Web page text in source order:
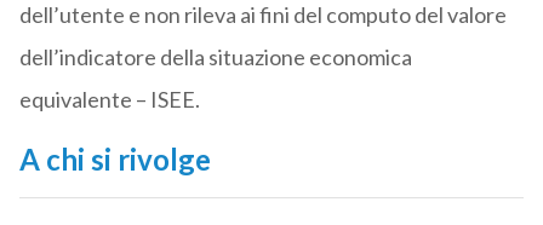
dell’utente e non rileva ai fini del computo del valore
dell’indicatore della situazione economica
equivalente – ISEE.
A chi si rivolge